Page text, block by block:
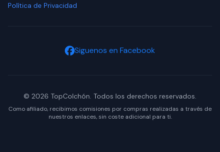
Política de Privacidad
Siguenos en Facebook
© 2026 TopColchón. Todos los derechos reservados.
Como afiliado, recibimos comisiones por compras realizadas a través de
nuestros enlaces, sin coste adicional para ti.